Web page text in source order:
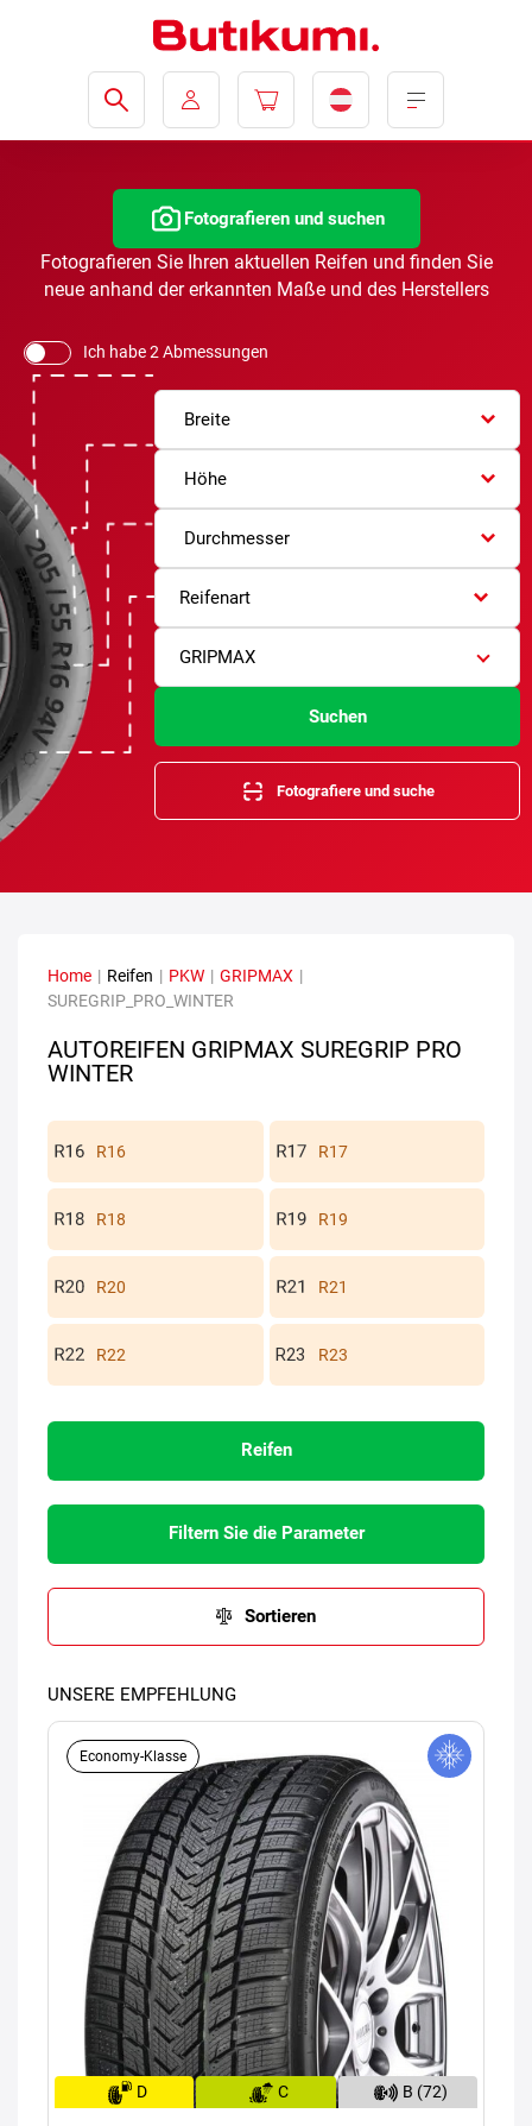
Fotografieren und suchen
Fotografieren Sie Ihren aktuellen Reifen und finden Sie
neue anhand der erkannten Maße und des Herstellers
Ich habe 2 Abmessungen
Breite
Höhe
Durchmesser
Reifenart
GRIPMAX
Suchen
Fotografiere und suche
Home | Reifen | PKW | GRIPMAX |
SUREGRIP_PRO_WINTER
AUTOREIFEN GRIPMAX SUREGRIP PRO
WINTER
R16 R17
R18 R19
R20 R21
R22 R23
Reifen
Filtern Sie die Parameter
Sortieren
UNSERE EMPFEHLUNG
Economy-Klasse
D C B (72)